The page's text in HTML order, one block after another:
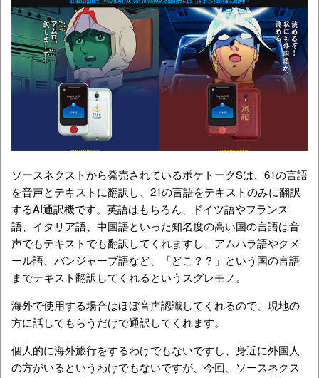
ソースネクストから発売されているポケトークSは、61の言語
を音声とテキストに翻訳し、21の言語をテキストのみに翻訳
するAI通訳機です。英語はもちろん、ドイツ語やフランス
語、イタリア語、中国語といった知名度の高い国の言語は音
声でもテキストでも翻訳してくれますし、アムハラ語やクメ
ール語、バンジャーブ語など、「どこ？？」という国の言語
までテキスト翻訳してくれるというスグレモノ。
海外で使用する場合はほぼ音声認識してくれるので、現地の
方に話してもらうだけで通訳してくれます。
個人的に海外旅行をするわけでもないですし、身近に外国人
の方がいるというわけでもないですが、今回、ソースネクス